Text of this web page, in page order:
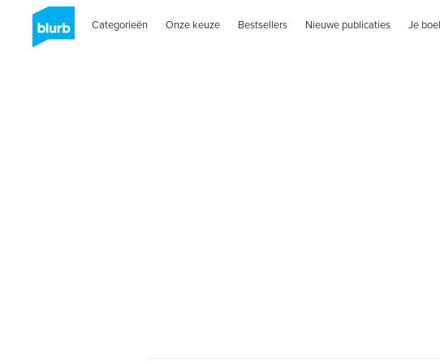
Categorieën Onze keuze Bestsellers Nieuwe publicaties Je